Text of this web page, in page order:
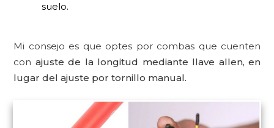
suelo.
Mi consejo es que optes por combas que cuenten
con ajuste de la longitud mediante llave allen, en
lugar del ajuste por tornillo manual.